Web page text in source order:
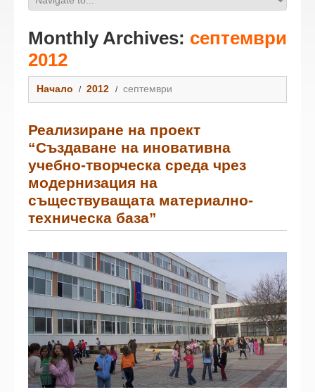
Monthly Archives: септември
2012
Начало 2012 септември
Реализиране на проект
“Създаване на иновативна
учебно-творческа среда чрез
модернизация на
съществуващата материално-
техническа база”